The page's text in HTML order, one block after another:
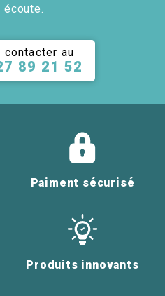
écoute.
contacter au
89 21 52
Paiment sécurisé
Produits innovants